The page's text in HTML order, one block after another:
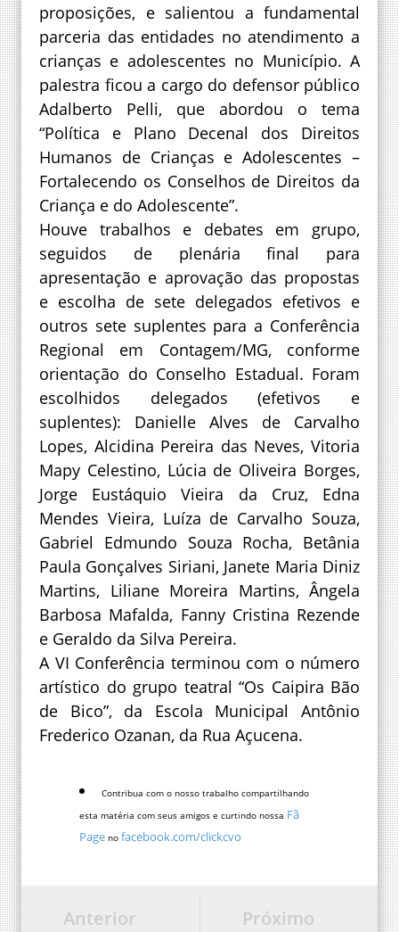
proposições, e salientou a fundamental
parceria das entidades no atendimento a
crianças e adolescentes no Município. A
palestra ficou a cargo do defensor público
Adalberto Pelli, que abordou o tema
“Política e Plano Decenal dos Direitos
Humanos de Crianças e Adolescentes –
Fortalecendo os Conselhos de Direitos da
Criança e do Adolescente”.
Houve trabalhos e debates em grupo,
seguidos de plenária final para
apresentação e aprovação das propostas
e escolha de sete delegados efetivos e
outros sete suplentes para a Conferência
Regional em Contagem/MG, conforme
orientação do Conselho Estadual. Foram
escolhidos delegados (efetivos e
suplentes): Danielle Alves de Carvalho
Lopes, Alcidina Pereira das Neves, Vitoria
Mapy Celestino, Lúcia de Oliveira Borges,
Jorge Eustáquio Vieira da Cruz, Edna
Mendes Vieira, Luíza de Carvalho Souza,
Gabriel Edmundo Souza Rocha, Betânia
Paula Gonçalves Siriani, Janete Maria Diniz
Martins, Liliane Moreira Martins, Ângela
Barbosa Mafalda, Fanny Cristina Rezende
e Geraldo da Silva Pereira.
A VI Conferência terminou com o número
artístico do grupo teatral “Os Caipira Bão
de Bico”, da Escola Municipal Antônio
Frederico Ozanan, da Rua Açucena.
Contribua com o nosso trabalho compartilhando
esta matéria com seus amigos e curtindo nossa Fã
Page no facebook.com/clickcvo
Próximo
Anterior